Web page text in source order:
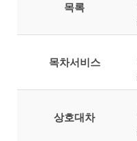
목록
목차서비스
상호대차